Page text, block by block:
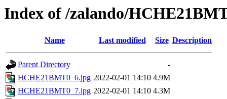
Index of /zalando/
Name Last modified Size Description
Parent Directory
-
HCHE21BMT0_6.jpg 2022-02-01 14:10 4.9M
HCHE21BMT0_7.jpg 2022-02-01 14:10 4.3M